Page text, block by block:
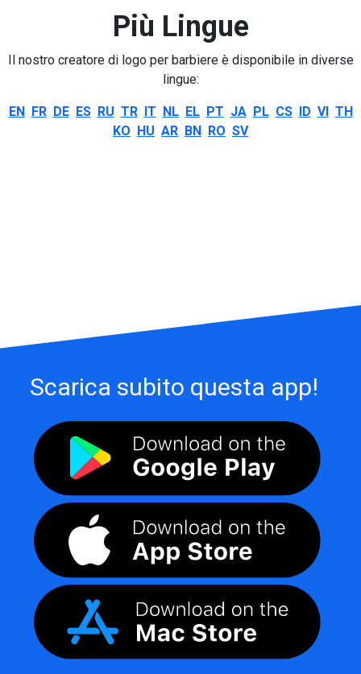
Più Lingue
Il nostro creatore di logo per barbiere è disponibile in diverse
lingue:
EN FR DE ES RU TR IT NL EL PT JA PL CS ID VI TH
KO HU AR BN RO SV
Scarica subito questa app!